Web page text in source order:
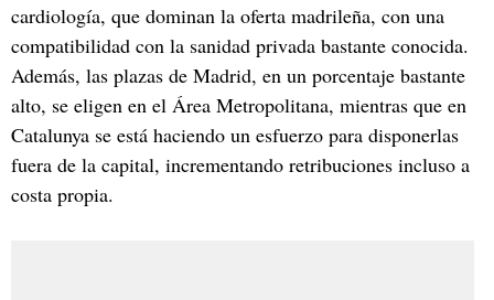
cardiología, que dominan la oferta madrileña, con una
compatibilidad con la sanidad privada bastante conocida.
Además, las plazas de Madrid, en un porcentaje bastante
alto, se eligen en el Área Metropolitana, mientras que en
Catalunya se está haciendo un esfuerzo para disponerlas
fuera de la capital, incrementando retribuciones incluso a
costa propia.